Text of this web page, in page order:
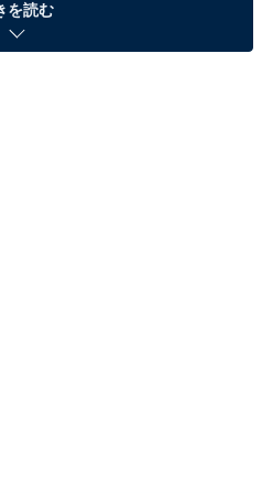
インナップされているので,
を読む